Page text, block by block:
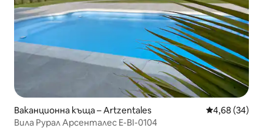
Ваканционна къща – Artzentales Средна
4,68 (34)
Вила Рурал Арсенталес E-BI-0104